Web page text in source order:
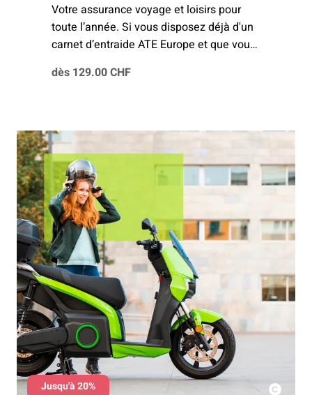
Votre assurance voyage et loisirs pour
toute l’année. Si vous disposez déjà d'un
carnet d’entraide ATE Europe et que vous
montant déjà payé vous sera crédité au
dès 129.00 CHF
Jusqu'à 20%